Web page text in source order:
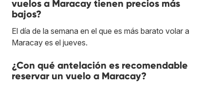
vuelos a Maracay tienen precios más
bajos?
El día de la semana en el que es más barato volar a
Maracay es el jueves.
¿Con qué antelación es recomendable
reservar un vuelo a Maracay?